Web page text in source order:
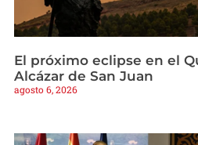
El próximo eclipse en el
Alcázar de San Juan
agosto 6, 2026